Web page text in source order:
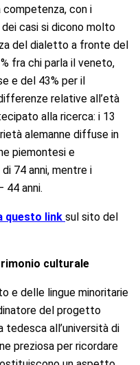
competenza, con i
casi si dicono molto
del dialetto a fronte del
fra chi parla il veneto,
e del 43% per il
relative all’età
alla ricerca: i 13
alemanne diffuse in
piemontesi e
74 anni, mentre i
44 anni.
questo link sul sito del
culturale
e delle lingue minoritarie
del progetto
all’università di
preziosa per ricordare